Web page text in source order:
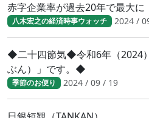
赤字企業率が過去20年で最大に
八木宏之の経済時事ウォッチ 2024 /
◆二十四節気◆令和6年（2024
ぶん）」です。◆
季節のお便り 2024 / 09 / 19